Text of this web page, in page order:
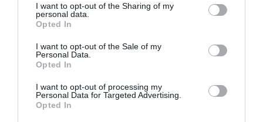
not limited to your visit or usage behaviour. You may click to
grant or deny consent to Google and its third-party tags to
use your data for below specified purposes in below Google
consent section.
I want to opt-out of the Sharing of my
personal data.
Opted In
I want to opt-out of the Sale of my
Personal Data.
Opted In
I want to opt-out of processing my
Personal Data for Targeted Advertising.
Opted In
Η λειτουργία στα κλειδιά του
αυτοκινήτου που λίγοι οδηγοί
το καλοκαίρι
05.08.2026 | 20:20
κυκλοφορία